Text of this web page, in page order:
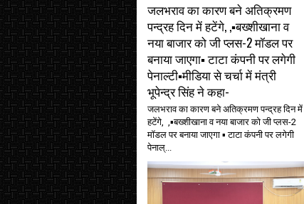
जलभराव का कारण बने अतिक्रमण
पन्द्रह दिन में हटेंगे, ,▪️बख्शीखाना व
नया बाजार को जी प्लस-2 मॉडल पर
बनाया जाएगा▪️ टाटा कंपनी पर लगेगी
पेनाल्टी▪️मीडिया से चर्चा में मंत्री
भूपेन्द्र सिंह ने कहा-
जलभराव का कारण बने अतिक्रमण पन्द्रह दिन में
हटेंगे, ,▪️बख्शीखाना व नया बाजार को जी प्लस-2
मॉडल पर बनाया जाएगा ▪️ टाटा कंपनी पर लगेगी
पेनाल्...